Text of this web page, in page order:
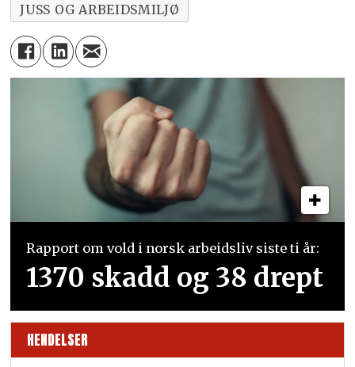
JUSS OG ARBEIDSMILJØ
Rapport om vold i norsk arbeidsliv siste ti år:
1370 skadd og 38 drept
HENDELSER